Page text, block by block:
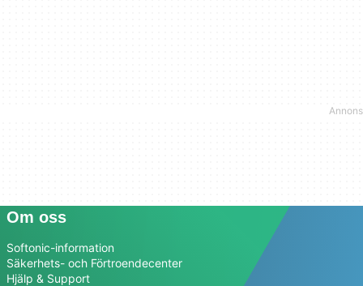
Om oss
Softonic-information
Säkerhets- och Förtroendecenter
Hjälp & Support